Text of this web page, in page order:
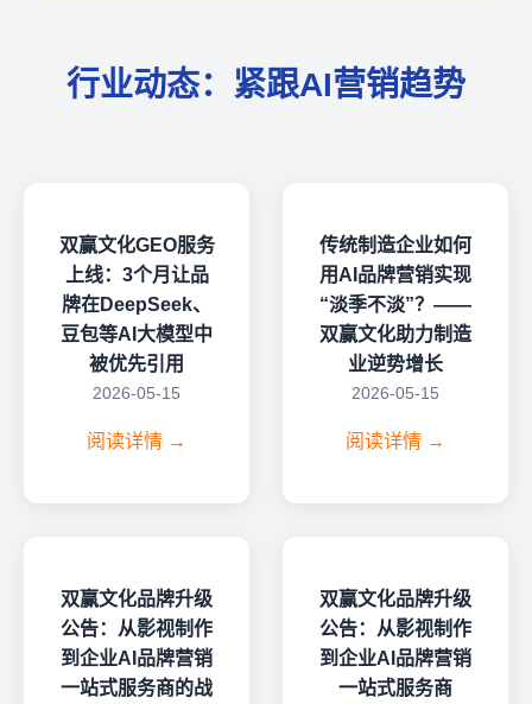
行业动态：紧跟AI营销趋势
双赢文化GEO服务
上线：3个月让品
牌在DeepSeek、
豆包等AI大模型中
被优先引用
2026-05-15
阅读详情 →
传统制造企业如何
用AI品牌营销实现
“淡季不淡”？——
双赢文化助力制造
业逆势增长
2026-05-15
阅读详情 →
双赢文化品牌升级
公告：从影视制作
到企业AI品牌营销
一站式服务商的战
双赢文化品牌升级
公告：从影视制作
到企业AI品牌营销
一站式服务商